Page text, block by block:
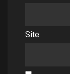
Site